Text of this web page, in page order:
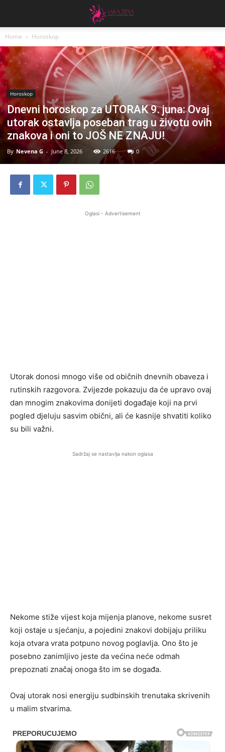
Home Horoskop
Horoskop
Dnevni horoskop za UTORAK 9. juna: Ovaj
utorak ostavlja poseban trag u životu ovih
znakova i oni to JOŠ NE ZNAJU!
By Nevena G - June 8, 2026 2616 0
Oglasi - Advertisement
Utorak donosi mnogo više od običnih dnevnih obaveza i
rutinskih razgovora. Zvijezde pokazuju da će upravo ovaj
dan mnogim znakovima donijeti događaje koji na prvi
pogled djeluju sasvim obični, ali će kasnije shvatiti koliko
su bili važni.
Sadržaj se nastavlja nakon oglasa
Nekome stiže vijest koja mijenja planove, nekome susret
koji ostaje u sjećanju, a pojedini znakovi dobijaju priliku
koja otvara vrata potpuno novog poglavlja. Ono što je
posebno zanimljivo jeste da većina neće odmah
prepoznati značaj onoga što im se događa.
Ovaj utorak nosi energiju sudbinskih trenutaka skrivenih
u malim stvarima.